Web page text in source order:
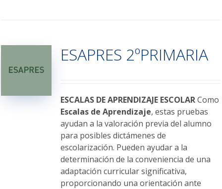
Las
opciones
elegir
en
la
página
de
producto
ESAPRES 2ºPRIMARIA
ESCALAS DE APRENDIZAJE ESCOLARComo
Escalas de Aprendizaje, estas pruebas
ayudan a la valoración previa del alumno
para posibles dictámenes de
escolarización. Pueden ayudar a la
determinación de la conveniencia de una
adaptación curricular significativa,
proporcionando una orientación ante